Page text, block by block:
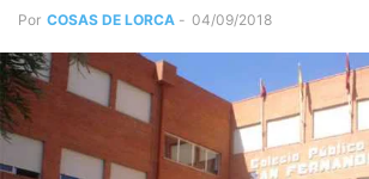
Por COSAS DE LORCA - 04/09/2018